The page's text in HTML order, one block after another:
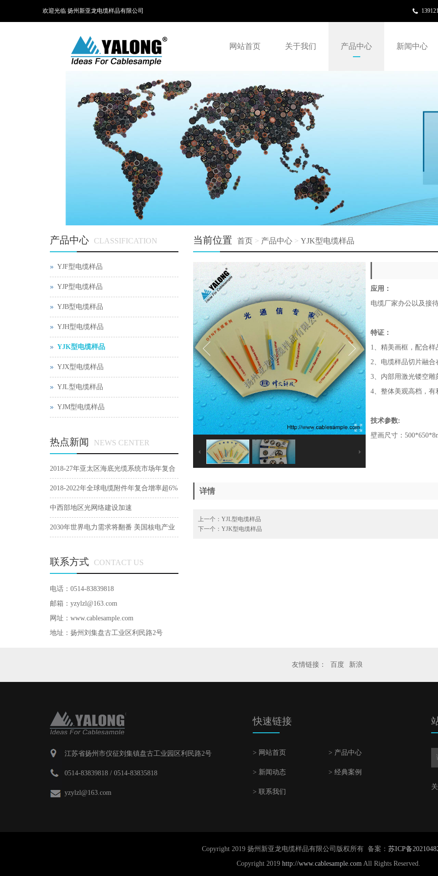
欢迎光临 扬州新亚龙电缆样品有限公司
网站首页 关于我们 产品中心 新闻中心
当前位置 首页> 产品中心> YJK型电缆样品
应用：
电缆厂家办公以及接
特证：
1、精美画框，配合
2、电缆样品切片融
3、内部用激光镂空
4、整体美观高档，
技术参数:
壁画尺寸：
详情
上一个： YJL型电缆样品
下一个： YJK型电缆样品
产品中心 CLASSIFICATION
YJF型电缆样品
YJP型电缆样品
YJB型电缆样品
YJH型电缆样品
YJK型电缆样品
YJX型电缆样品
YJL型电缆样品
YJM型电缆样品
热点新闻 NEWS CENTER
2018-27年亚太区海底光缆系统市场年复合
增9.8%
2018-2022年全球电缆附件年复合增率超6%
中西部地区光网络建设加速
2030年世界电力需求将翻番 美国核电产业
联系方式 CONTACT US
电话：0514-83839818
邮箱：yzylzl@163.com
网址： www.cablesample.com
地址：扬州刘集盘古工业区利民路2号
友情链接： 百度 新浪
江苏省扬州市仪征刘集镇盘古工业园区利民路2号
0514-83839818 / 0514-83835818
yzylzl@163.com
快速链接
> 网站首页 > 产品中心
> 新闻动态 > 经典案例
> 联系我们
Copyright 2019 扬州新亚龙电缆样品有限公司版权所有 备案： 苏ICP备
Copyright 2019 http://www.cablesample.com All Rights Reserved.